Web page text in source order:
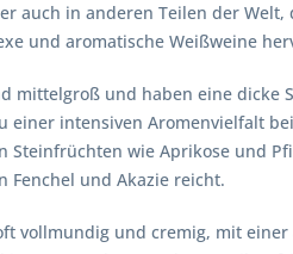
auch in anderen Teilen der
und aromatische Weißweine
mittelgroß und haben eine dicke
einer intensiven Aromenvielfalt
Steinfrüchten wie Aprikose und
Fenchel und Akazie reicht.
vollmundig und cremig, mit